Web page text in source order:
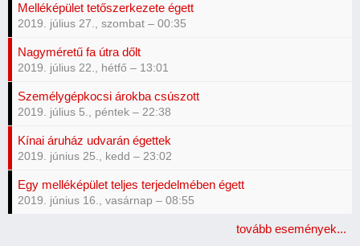
Melléképület tetőszerkezete égett
2019. július 27., szombat – 00:35
Nagyméretű fa útra dőlt
2019. július 22., hétfő – 13:01
Személygépkocsi árokba csúszott
2019. július 5., péntek – 22:38
Kínai áruház udvarán égettek
2019. június 25., kedd – 23:02
Egy melléképület teljes terjedelmében égett
2019. június 16., vasárnap – 08:55
tovább események...